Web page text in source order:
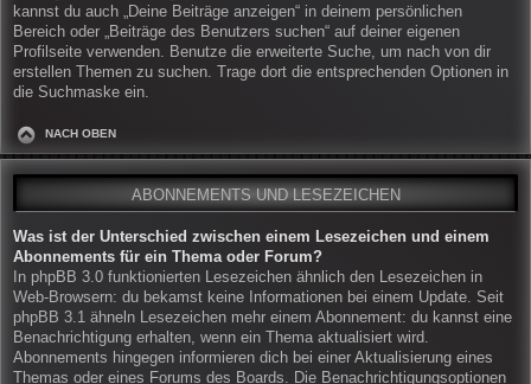
kannst du auch „Deine Beiträge anzeigen“ in deinem persönlichen
Bereich oder „Beiträge des Benutzers suchen“ auf deiner eigenen
Profilseite verwenden. Benutze die erweiterte Suche, um nach von dir
erstellen Themen zu suchen. Trage dort die entsprechenden Optionen in
die Suchmaske ein.
NACH OBEN
ABONNEMENTS UND LESEZEICHEN
Was ist der Unterschied zwischen einem Lesezeichen und einem
Abonnements für ein Thema oder Forum?
In phpBB 3.0 funktionierten Lesezeichen ähnlich den Lesezeichen in
Web-Browsern: du bekamst keine Informationen bei einem Update. Seit
phpBB 3.1 ähneln Lesezeichen mehr einem Abonnement: du kannst eine
Benachrichtigung erhalten, wenn ein Thema aktualisiert wird.
Abonnements hingegen informieren dich bei einer Aktualisierung eines
Themas oder eines Forums des Boards. Die Benachrichtigungsoptionen